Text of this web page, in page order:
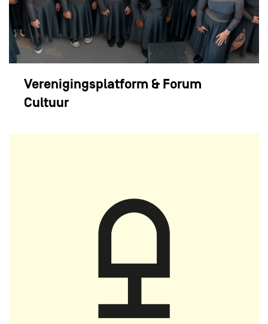
Verenigingsplatform & Forum
Cultuur